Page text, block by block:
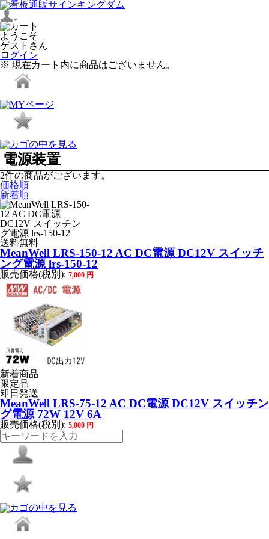
ようこそ
ゲストさん
ログイン
※ 現在カート内に商品はございません。
電源装置
2件の商品がございます。
価格順
新着順
送料無料
MeanWell LRS-150-12 AC DC電源 DC12V スイッチ
ング電源 lrs-150-12
販売価格(税別): 7,000 円
新着商品
限定品
即日発送
MeanWell LRS-75-12 AC DC電源 DC12V スイッチン
グ電源 72W 12V 6A
販売価格(税別): 5,000 円